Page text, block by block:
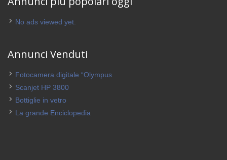
No ads viewed yet.
Annunci Venduti
Fotocamera digitale “Olympus
Scanjet HP 3800
Bottiglie in vetro
La grande Enciclopedia